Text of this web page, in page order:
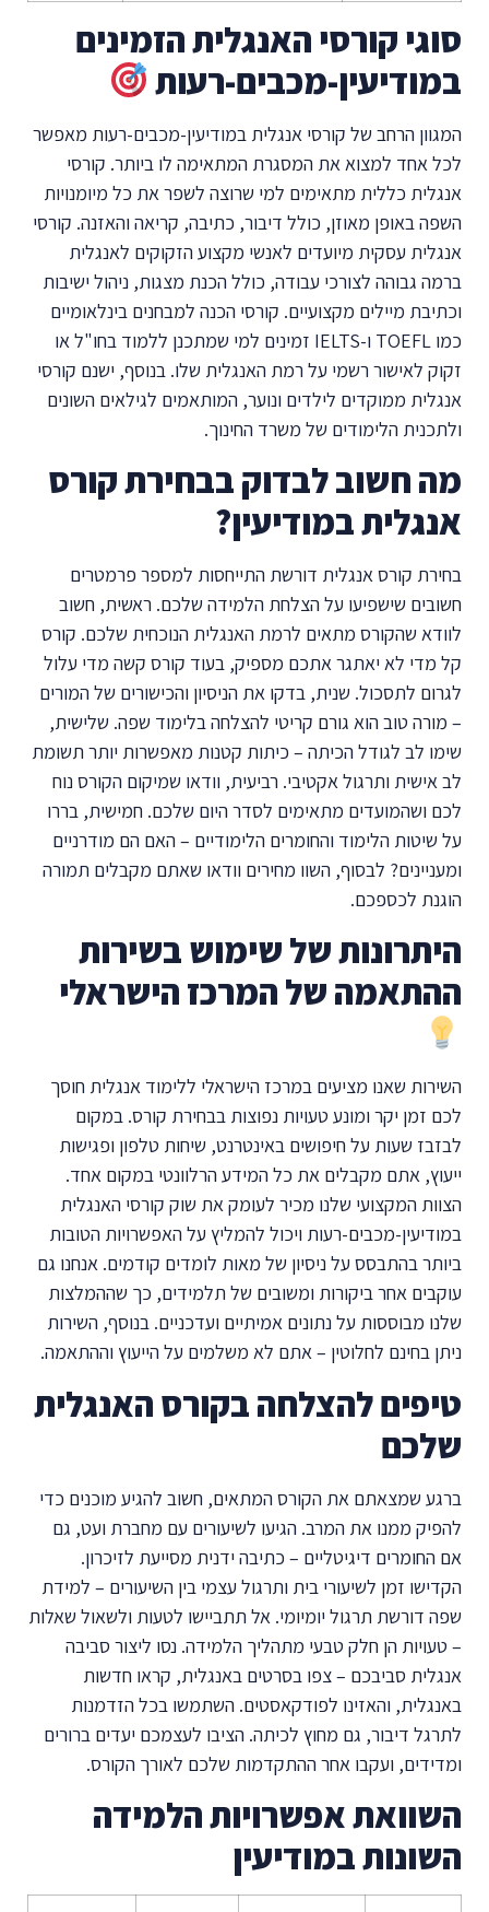
סוגי קורסי האנגלית הזמינים
במודיעין-מכבים-רעות
המגוון הרחב של קורסי אנגלית במודיעין-מכבים-רעות מאפשר
לכל אחד למצוא את המסגרת המתאימה לו ביותר. קורסי
אנגלית כללית מתאימים למי שרוצה לשפר את כל מיומנויות
השפה באופן מאוזן, כולל דיבור, כתיבה, קריאה והאזנה. קורסי
אנגלית עסקית מיועדים לאנשי מקצוע הזקוקים לאנגלית
ברמה גבוהה לצורכי עבודה, כולל הכנת מצגות, ניהול ישיבות
וכתיבת מיילים מקצועיים. קורסי הכנה למבחנים בינלאומיים
כמו TOEFL ו-IELTS זמינים למי שמתכנן ללמוד בחו"ל או
זקוק לאישור רשמי על רמת האנגלית שלו. בנוסף, ישנם קורסי
אנגלית ממוקדים לילדים ונוער, המותאמים לגילאים השונים
ולתכנית הלימודים של משרד החינוך.
מה חשוב לבדוק בבחירת קורס
אנגלית במודיעין?
בחירת קורס אנגלית דורשת התייחסות למספר פרמטרים
חשובים שישפיעו על הצלחת הלמידה שלכם. ראשית, חשוב
לוודא שהקורס מתאים לרמת האנגלית הנוכחית שלכם. קורס
קל מדי לא יאתגר אתכם מספיק, בעוד קורס קשה מדי עלול
לגרום לתסכול. שנית, בדקו את הניסיון והכישורים של המורים
– מורה טוב הוא גורם קריטי להצלחה בלימוד שפה. שלישית,
שימו לב לגודל הכיתה – כיתות קטנות מאפשרות יותר תשומת
לב אישית ותרגול אקטיבי. רביעית, וודאו שמיקום הקורס נוח
לכם ושהמועדים מתאימים לסדר היום שלכם. חמישית, בררו
על שיטות הלימוד והחומרים הלימודיים – האם הם מודרניים
ומעניינים? לבסוף, השוו מחירים וודאו שאתם מקבלים תמורה
הוגנת לכספכם.
היתרונות של שימוש בשירות
ההתאמה של המרכז הישראלי
השירות שאנו מציעים במרכז הישראלי ללימוד אנגלית חוסך
לכם זמן יקר ומונע טעויות נפוצות בבחירת קורס. במקום
לבזבז שעות על חיפושים באינטרנט, שיחות טלפון ופגישות
ייעוץ, אתם מקבלים את כל המידע הרלוונטי במקום אחד.
הצוות המקצועי שלנו מכיר לעומק את שוק קורסי האנגלית
במודיעין-מכבים-רעות ויכול להמליץ על האפשרויות הטובות
ביותר בהתבסס על ניסיון של מאות לומדים קודמים. אנחנו גם
עוקבים אחר ביקורות ומשובים של תלמידים, כך שההמלצות
שלנו מבוססות על נתונים אמיתיים ועדכניים. בנוסף, השירות
ניתן בחינם לחלוטין – אתם לא משלמים על הייעוץ וההתאמה.
טיפים להצלחה בקורס האנגלית
שלכם
ברגע שמצאתם את הקורס המתאים, חשוב להגיע מוכנים כדי
להפיק ממנו את המרב. הגיעו לשיעורים עם מחברת ועט, גם
אם החומרים דיגיטליים – כתיבה ידנית מסייעת לזיכרון.
הקדישו זמן לשיעורי בית ותרגול עצמי בין השיעורים – למידת
שפה דורשת תרגול יומיומי. אל תתביישו לטעות ולשאול שאלות
– טעויות הן חלק טבעי מתהליך הלמידה. נסו ליצור סביבה
אנגלית סביבכם – צפו בסרטים באנגלית, קראו חדשות
באנגלית, והאזינו לפודקאסטים. השתמשו בכל הזדמנות
לתרגל דיבור, גם מחוץ לכיתה. הציבו לעצמכם יעדים ברורים
ומדידים, ועקבו אחר ההתקדמות שלכם לאורך הקורס.
השוואת אפשרויות הלמידה
השונות במודיעין